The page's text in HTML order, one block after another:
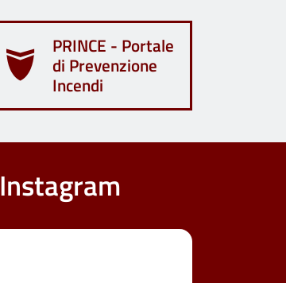
PRINCE - Portale
di Prevenzione
Incendi
Instagram